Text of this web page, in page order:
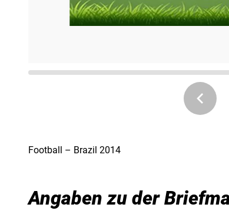
Football – Brazil 2014
Angaben zu der